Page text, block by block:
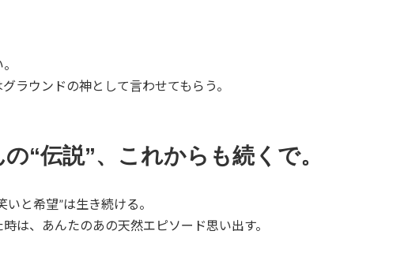
ラウンドの神として言わせてもらう。
“伝説”、これからも続くで。
と希望”は生き続ける。
は、あんたのあの天然エピソード思い出す。